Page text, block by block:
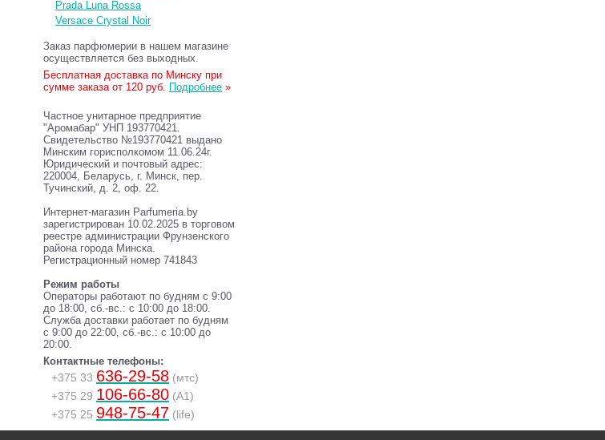
Prada Luna Rossa
Versace Crystal Noir
Заказ парфюмерии в нашем магазине
осуществляется без выходных.
Бесплатная доставка по Минску при
сумме заказа от 120 руб. Подробнее »
Частное унитарное предприятие
"Аромабар" УНП 193770421.
Свидетельство №193770421 выдано
Минским горисполкомом 11.06.24г.
Юридический и почтовый адрес:
220004, Беларусь, г. Минск, пер.
Тучинский, д. 2, оф. 22.
Интернет-магазин Parfumeria.by
зарегистрирован 10.02.2025 в торговом
реестре администрации Фрунзенского
района города Минска.
Регистрационный номер 741843
Режим работы
Операторы работают по будням с 9:00
до 18:00, сб.-вс.: с 10:00 до 18:00.
Служба доставки работает по будням
с 9:00 до 22:00, сб.-вс.: с 10:00 до
20:00.
Контактные телефоны:
+375 33 636-29-58 (мтс)
+375 29 106-66-80 (A1)
+375 25 948-75-47 (life)